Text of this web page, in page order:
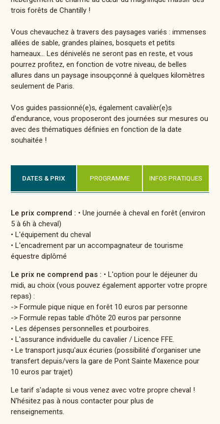
trois forêts de Chantilly !
Vous chevauchez à travers des paysages variés : immenses
allées de sable, grandes plaines, bosquets et petits
hameaux... Les dénivelés ne seront pas en reste, et vous
pourrez profitez, en fonction de votre niveau, de belles
allures dans un paysage insoupçonné à quelques kilomètres
seulement de Paris.
Vos guides passionné(e)s, également cavalièr(e)s
d’endurance, vous proposeront des journées sur mesures ou
avec des thématiques définies en fonction de la date
souhaitée !
DATES & PRIX PROGRAMME INFOS PRATIQUES
Le prix comprend : • Une journée à cheval en forêt (environ
5 à 6h à cheval)
• L'équipement du cheval
• L'encadrement par un accompagnateur de tourisme
équestre diplômé
Le prix ne comprend pas : • L'option pour le déjeuner du
midi, au choix (vous pouvez également apporter votre propre
repas) :
-> Formule pique nique en forêt 10 euros par personne
-> Formule repas table d'hôte 20 euros par personne
• Les dépenses personnelles et pourboires.
• L'assurance individuelle du cavalier / Licence FFE.
• Le transport jusqu'aux écuries (possibilité d'organiser une
transfert depuis/vers la gare de Pont Sainte Maxence pour
10 euros par trajet)
Le tarif s'adapte si vous venez avec votre propre cheval !
N'hésitez pas à nous contacter pour plus de
renseignements.